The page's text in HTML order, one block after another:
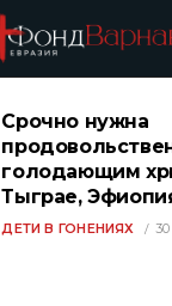
Срочно нужна
голодающим
Тыграе,
ДЕТИ В ГОНЕНИЯХ